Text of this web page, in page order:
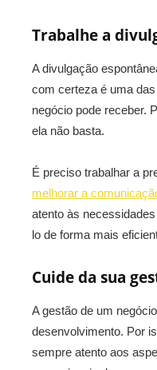
Trabalhe a
A divulgação
com certeza é uma
negócio pode receber.
ela não basta.
É preciso trabalhar a
melhorar a
atento às
lo de forma mais
Cuide da sua
A gestão de um
desenvolvimento. Por
sempre atento aos